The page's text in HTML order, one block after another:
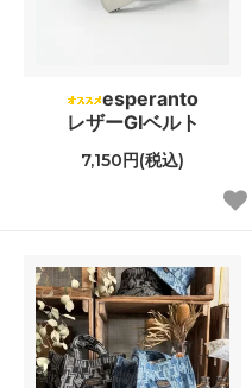
esperanto
レザーGIベルト
7,150円(税込)